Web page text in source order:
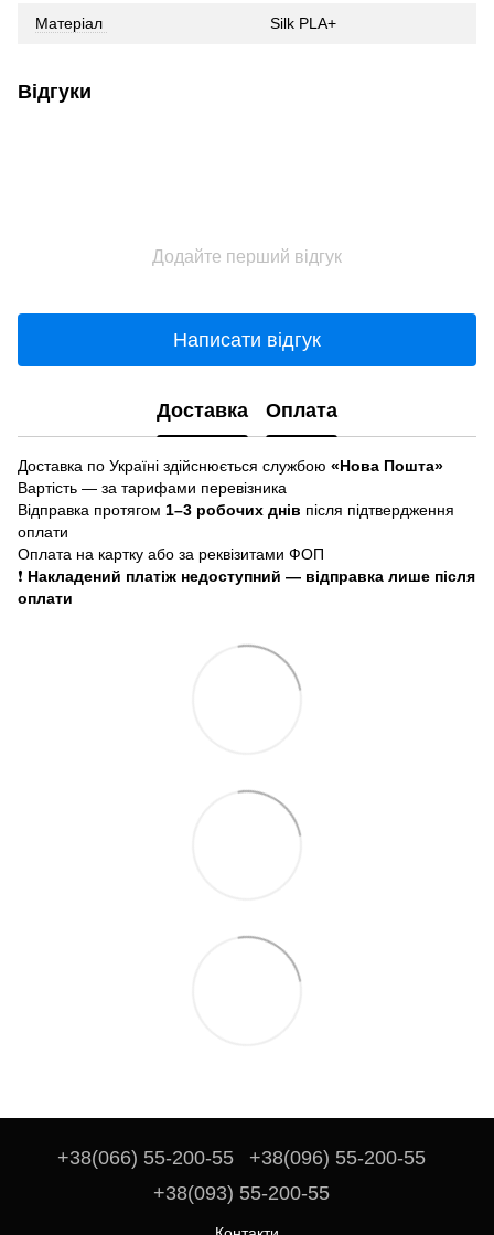
Матеріал Silk PLA+
Відгуки
Додайте перший відгук
Написати відгук
Доставка Оплата
Доставка по Україні здійснюється службою «Нова Пошта»
Вартість — за тарифами перевізника
Відправка протягом 1–3 робочих днів після підтвердження
оплати
Оплата на картку або за реквізитами ФОП
❗ Накладений платіж недоступний — відправка лише після
оплати
+38(066) 55-200-55
+38(096) 55-200-55
+38(093) 55-200-55